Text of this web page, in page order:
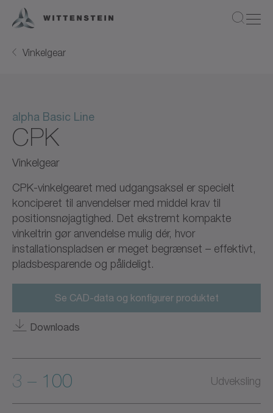
Vinkelgear
alpha Basic Line
CPK
Vinkelgear
CPK-vinkelgearet med udgangsaksel er specielt
konciperet til anvendelser med middel krav til
positionsnøjagtighed. Det ekstremt kompakte
vinkeltrin gør anvendelse mulig dér, hvor
installationspladsen er meget begrænset – effektivt,
pladsbesparende og pålideligt.
Se CAD-data og konfigurer produktet
Downloads
3 – 100 Udveksling